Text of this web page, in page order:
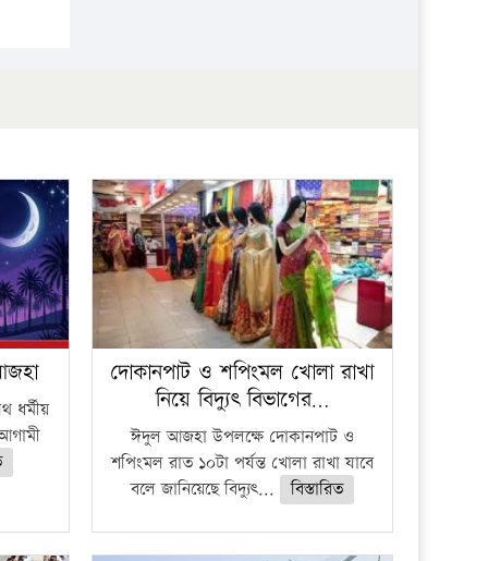
দোকানপাট ও শপিংমল খোলা রাখা
নিয়ে বিদ্যুৎ বিভাগের…
ঈদুল আজহা উপলক্ষে দোকানপাট ও
শপিংমল রাত ১০টা পর্যন্ত খোলা রাখা যাবে
বলে জানিয়েছে বিদ্যুৎ...
বিস্তারিত